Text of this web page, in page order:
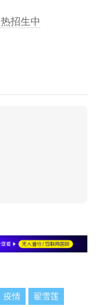
招生中
疫情 翟雪莲